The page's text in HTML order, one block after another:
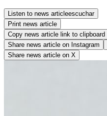
Listen to news articleescuchar
Print news article
Copy news article link to clipboard
Share news article on Instagram
Share news article on X